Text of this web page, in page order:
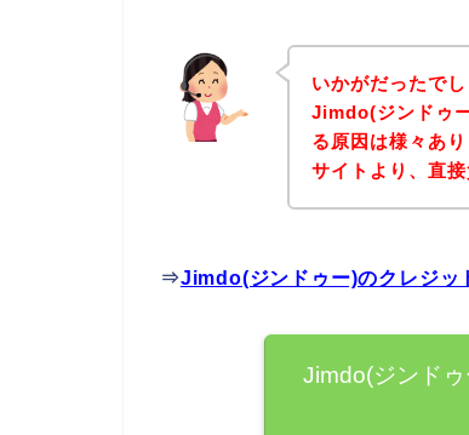
いかがだったで
Jimdo(ジンドゥ
る原因は様々あ
サイトより、直
⇒Jimdo(ジンドゥー)のクレジッ
Jimdo(ジンド